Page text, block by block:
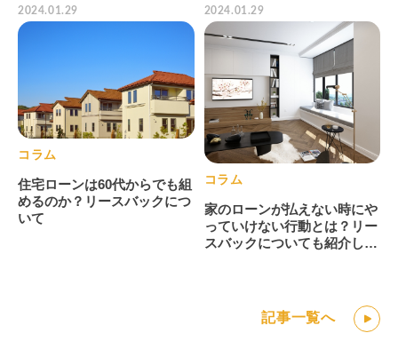
2024.01.29
コラム
住宅ローンは60代からでも組
めるのか？リースバックにつ
いて
2024.01.29
コラム
家のローンが払えない時にや
っていけない行動とは？リー
スバックについても紹介しま
記事一覧へ